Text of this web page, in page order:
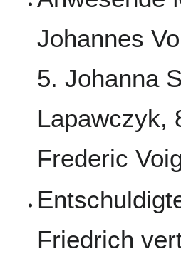
Johannes
5. Johanna
Lapawczyk,
Frederic
Friedrich